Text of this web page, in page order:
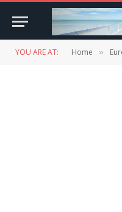
YOU ARE AT: Home »